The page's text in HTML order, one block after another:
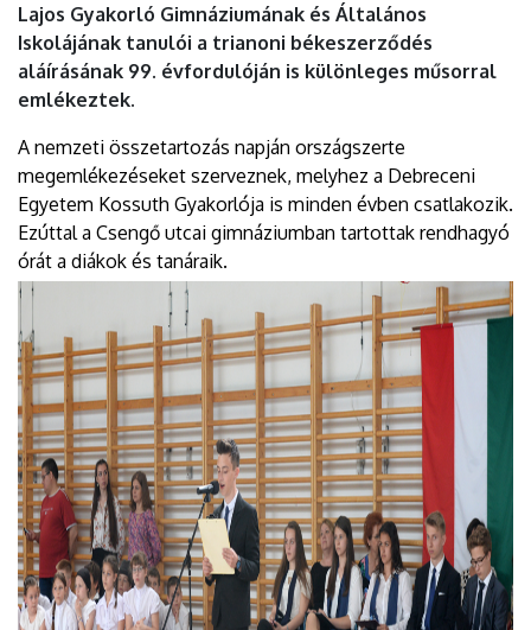
Lajos Gyakorló Gimnáziumának és Általános
Iskolájának tanulói a trianoni békeszerződés
aláírásának 99. évfordulóján is különleges műsorral
emlékeztek.
A nemzeti összetartozás napján országszerte
megemlékezéseket szerveznek, melyhez a Debreceni
Egyetem Kossuth Gyakorlója is minden évben csatlakozik.
Ezúttal a Csengő utcai gimnáziumban tartottak rendhagyó
órát a diákok és tanáraik.